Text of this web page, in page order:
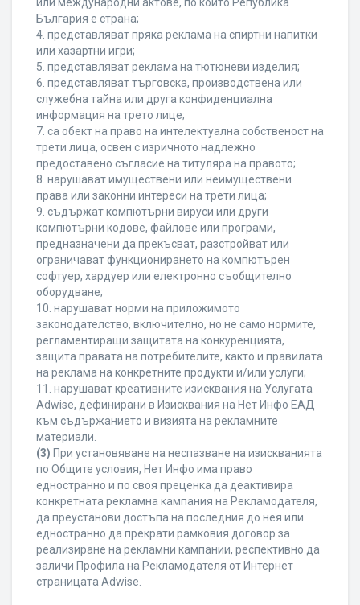
България е страна;
4. представляват пряка реклама на спиртни напитки
или хазартни игри;
5. представляват реклама на тютюневи изделия;
6. представляват търговска, производствена или
служебна тайна или друга конфиденциална
информация на трето лице;
7. са обект на право на интелектуална собственост на
трети лица, освен с изричното надлежно
предоставено съгласие на титуляра на правото;
8. нарушават имуществени или неимуществени
права или законни интереси на трети лица;
9. съдържат компютърни вируси или други
компютърни кодове, файлове или програми,
предназначени да прекъсват, разстройват или
ограничават функционирането на компютърен
софтуер, хардуер или електронно съобщително
оборудване;
10. нарушават норми на приложимото
законодателство, включително, но не само нормите,
регламентиращи защитата на конкуренцията,
защита правата на потребителите, както и правилата
на реклама на конкретните продукти и/или услуги;
11. нарушават креативните изисквания на Услугата
Adwise, дефинирани в Изисквания на Нет Инфо ЕАД
към съдържанието и визията на рекламните
материали.
(3) При установяване на неспазване на изискванията
по Общите условия, Нет Инфо има право
едностранно и по своя преценка да деактивира
конкретната рекламна кампания на Рекламодателя,
да преустанови достъпа на последния до нея или
едностранно да прекрати рамковия договор за
реализиране на рекламни кампании, респективно да
заличи Профила на Рекламодателя от Интернет
страницата Adwise.